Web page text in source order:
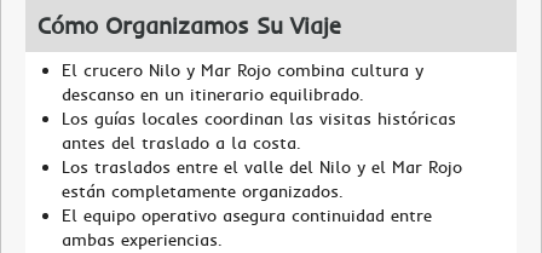
Cómo Organizamos Su Viaje
El crucero Nilo y Mar Rojo combina cultura y
descanso en un itinerario equilibrado.
Los guías locales coordinan las visitas históricas
antes del traslado a la costa.
Los traslados entre el valle del Nilo y el Mar Rojo
están completamente organizados.
El equipo operativo asegura continuidad entre
ambas experiencias.